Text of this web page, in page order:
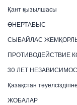
Қант қызылшасы
ӨНЕРТАБЫС
СЫБАЙЛАС
ПРОТИВОДЕЙСТВИЕ
30 ЛЕТ
Қазақстан
ЖОБАЛАР